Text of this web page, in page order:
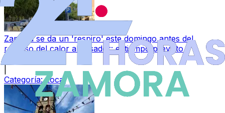
Zamora se da un 'respiro' este domingo antes del
regreso del calor abrasador: el tiempo previsto
Categoría:Local